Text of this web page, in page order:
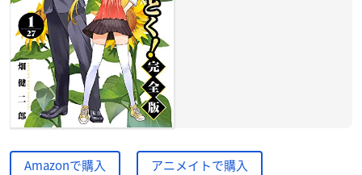
Amazonで購入 アニメイトで購入